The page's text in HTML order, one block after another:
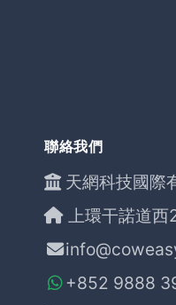
聯絡我們
天網科技國際
上環干諾道
+852 9888